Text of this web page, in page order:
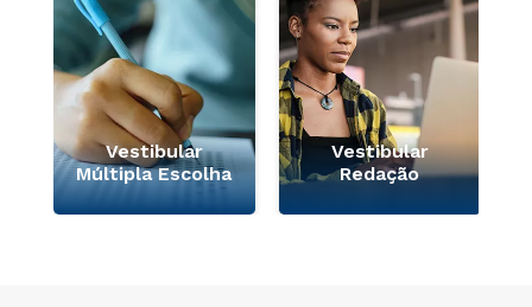
Vestibular
Múltipla Escolha
Vestibular
Redação